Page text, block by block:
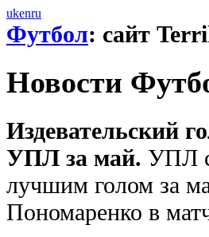
ukenru
Футбол: сайт
Новости
Издевательский
УПЛ за май. УПЛ
лучшим голом за
Пономаренко в